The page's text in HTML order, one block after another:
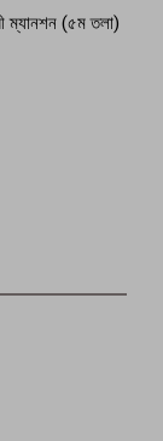
ম্যানশন (৫ম তলা)